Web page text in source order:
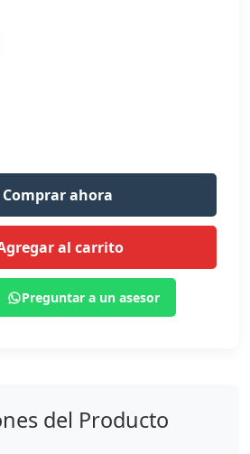
Comprar ahora
al carrito
Preguntar a un asesor
del Producto